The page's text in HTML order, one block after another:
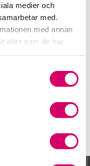
medier och
med.
med annan
eller som de har